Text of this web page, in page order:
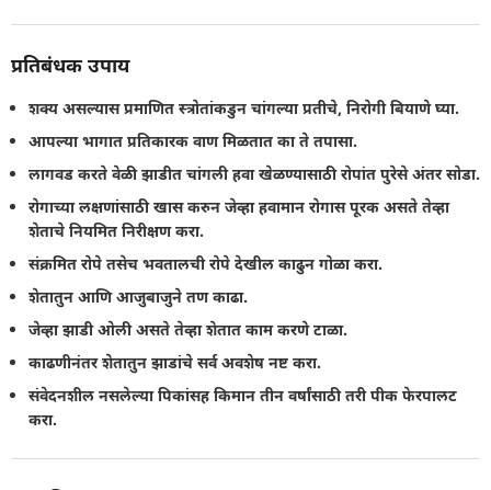
प्रतिबंधक उपाय
शक्य असल्यास प्रमाणित स्त्रोतांकडुन चांगल्या प्रतीचे, निरोगी बियाणे घ्या.
आपल्या भागात प्रतिकारक वाण मिळतात का ते तपासा.
लागवड करते वेळी झाडीत चांगली हवा खेळण्यासाठी रोपांत पुरेसे अंतर सोडा.
रोगाच्या लक्षणांसाठी खास करुन जेव्हा हवामान रोगास पूरक असते तेव्हा
शेताचे नियमित निरीक्षण करा.
संक्रमित रोपे तसेच भवतालची रोपे देखील काढुन गोळा करा.
शेतातुन आणि आजुबाजुने तण काढा.
जेव्हा झाडी ओली असते तेव्हा शेतात काम करणे टाळा.
काढणीनंतर शेतातुन झाडांचे सर्व अवशेष नष्ट करा.
संवेदनशील नसलेल्या पिकांसह किमान तीन वर्षांसाठी तरी पीक फेरपालट
करा.